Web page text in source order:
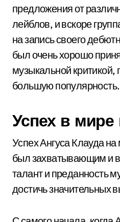
предложения от
лейблов, и вскоре
на запись своего
был очень хорошо
музыкальной критикой,
большую популярность.
Успех в
Успех Ангуса Клауда
был захватывающим и
талант и преданность
достичь значительных